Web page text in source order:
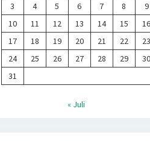
3
4 5 6 7 8
9
10
11 12 13 14 15
16
17
18 19 20 21 22
23
24
25 26 27 28 29
30
31
« Juli